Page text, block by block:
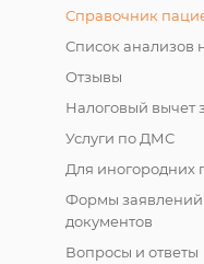
Справочник
Список анализов
Отзывы
Налоговый вычет
Услуги по ДМС
Для иногородних
Формы заявлений
документов
Вопросы и ответы